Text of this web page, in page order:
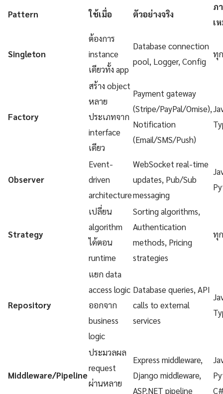
Pattern ใช้เมื่อ ตัวอย่างจริง
ภ
เ
Singleton
ต้องการ
instance
เดียวทั้ง app
Database connection
pool, Logger, Config
ทุ
Factory
สร้าง object
หลาย
ประเภทจาก
interface
เดียว
Payment gateway
(Stripe/PayPal/Omise),
Notification
(Email/SMS/Push)
Observer
Event-
driven
architecture
WebSocket real-time
updates, Pub/Sub
messaging
Strategy
เปลี่ยน
algorithm
ได้ตอน
runtime
Sorting algorithms,
Authentication
methods, Pricing
strategies
ทุ
Repository
แยก data
access logic
ออกจาก
business
logic
Database queries, API
calls to external
services
Middleware/Pipeline
ประมวลผล
request
ผ่านหลาย
Express middleware,
Django middleware,
ASP.NET pipeline